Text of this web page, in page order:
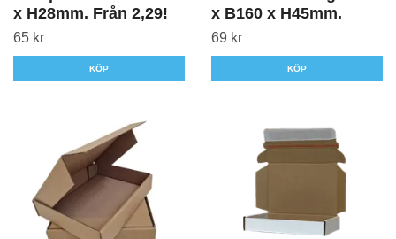
x H28mm. Från 2,29!
65 kr
KÖP
x B160 x H45mm.
69 kr
KÖP